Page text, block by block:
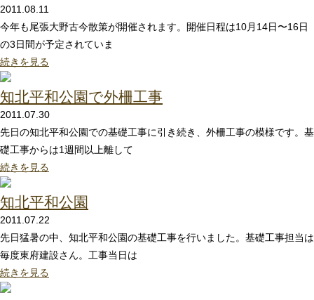
2011.08.11
今年も尾張大野古今散策が開催されます。開催日程は10月14日〜16日
の3日間が予定されていま
続きを見る
知北平和公園で外柵工事
2011.07.30
先日の知北平和公園での基礎工事に引き続き、外柵工事の模様です。基
礎工事からは1週間以上離して
続きを見る
知北平和公園
2011.07.22
先日猛暑の中、知北平和公園の基礎工事を行いました。基礎工事担当は
毎度東府建設さん。工事当日は
続きを見る